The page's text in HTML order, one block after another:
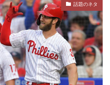
話題のネタ